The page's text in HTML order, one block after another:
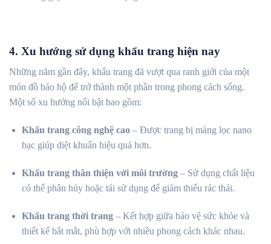
4. Xu hướng sử dụng khẩu trang hiện nay
Những năm gần đây, khẩu trang đã vượt qua ranh giới của một
món đồ bảo hộ để trở thành một phần trong phong cách sống.
Một số xu hướng nổi bật bao gồm:
Khẩu trang công nghệ cao– Được trang bị màng lọc nano
bạc giúp diệt khuẩn hiệu quả hơn.
Khẩu trang thân thiện với môi trường– Sử dụng chất liệu
có thể phân hủy hoặc tái sử dụng để giảm thiểu rác thải.
Khẩu trang thời trang– Kết hợp giữa bảo vệ sức khỏe và
thiết kế bắt mắt, phù hợp với nhiều phong cách khác nhau.